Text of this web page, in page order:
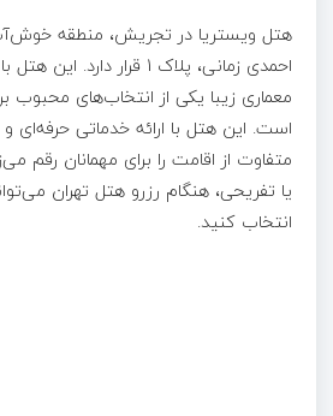
هتل ویستریا در تجریش، منطقه
احمدی زمانی، پلاک 1 قرار
معماری زیبا یکی از انتخاب‌های محبوب
است. این هتل با ارائه خدماتی حرفه‌ای
متفاوت از اقامت را برای مهمانان رقم
یا تفریحی، هنگام رزرو هتل تهران
انتخاب کنید.